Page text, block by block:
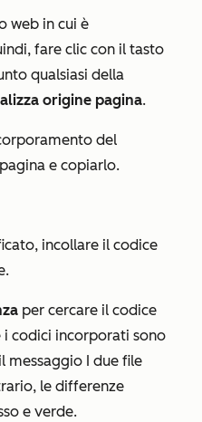
web in cui è
fare clic con il tasto
qualsiasi della
origine pagina.
del
e copiarlo.
, incollare il codice
per cercare il codice
codici incorporati sono
il messaggio I due file
le differenze
e verde.